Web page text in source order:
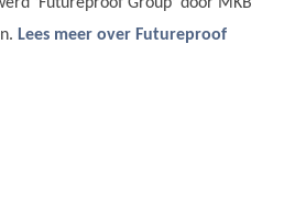
Lees meer over Futureproof